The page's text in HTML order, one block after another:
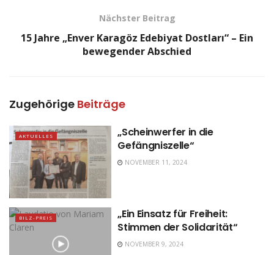
Nächster Beitrag
15 Jahre „Enver Karagöz Edebiyat Dostları“ – Ein
bewegender Abschied
Zugehörige Beiträge
AKTUELLES
„Scheinwerfer in die
Gefängniszelle“
NOVEMBER 11, 2024
BILZ-PREIS
„Ein Einsatz für Freiheit:
Stimmen der Solidarität“
NOVEMBER 9, 2024